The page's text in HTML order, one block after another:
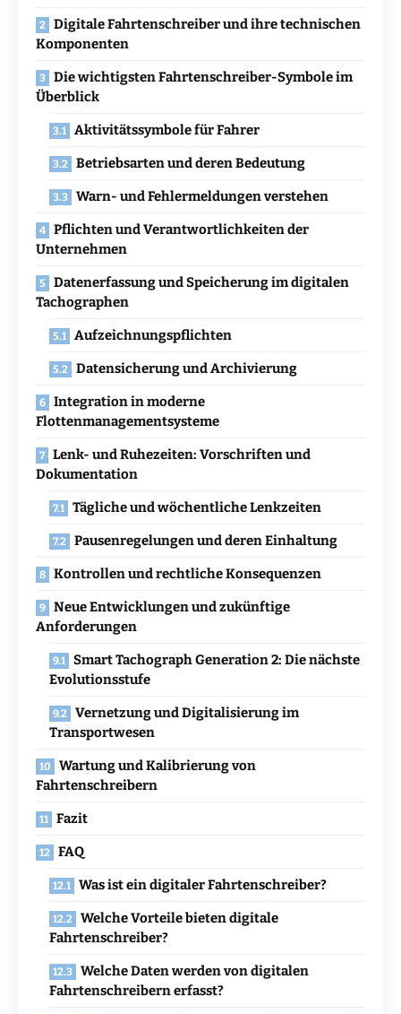
Digitale Fahrtenschreiber und ihre technischen
Komponenten
Die wichtigsten Fahrtenschreiber-Symbole im
Überblick
Aktivitätssymbole für Fahrer
Betriebsarten und deren Bedeutung
Warn- und Fehlermeldungen verstehen
Pflichten und Verantwortlichkeiten der
Unternehmen
Datenerfassung und Speicherung im digitalen
Tachographen
Aufzeichnungspflichten
Datensicherung und Archivierung
Integration in moderne
Flottenmanagementsysteme
Lenk- und Ruhezeiten: Vorschriften und
Dokumentation
Tägliche und wöchentliche Lenkzeiten
Pausenregelungen und deren Einhaltung
Kontrollen und rechtliche Konsequenzen
Neue Entwicklungen und zukünftige
Anforderungen
Smart Tachograph Generation 2: Die nächste
Evolutionsstufe
Vernetzung und Digitalisierung im
Transportwesen
Wartung und Kalibrierung von
Fahrtenschreibern
Fazit
FAQ
Was ist ein digitaler Fahrtenschreiber?
Welche Vorteile bieten digitale
Fahrtenschreiber?
Welche Daten werden von digitalen
Fahrtenschreibern erfasst?